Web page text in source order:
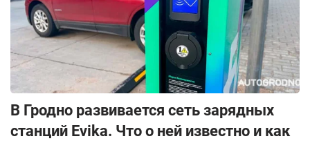
В Гродно развивается сеть зарядных
станций Evika. Что о ней известно и как